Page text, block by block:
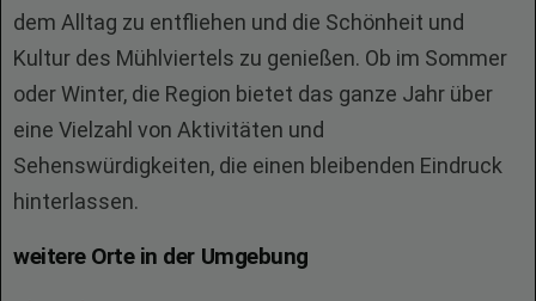
dem Alltag zu entfliehen und die Schönheit und
Kultur des Mühlviertels zu genießen. Ob im Sommer
oder Winter, die Region bietet das ganze Jahr über
eine Vielzahl von Aktivitäten und
Sehenswürdigkeiten, die einen bleibenden Eindruck
hinterlassen.
weitere Orte in der Umgebung